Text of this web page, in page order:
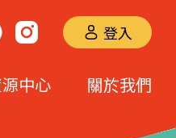
登入
中心 關於我們